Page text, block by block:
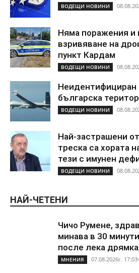
ВОДЕЩИ НОВИНИ
Няма поражения
взривяване на
пункт Кардам
ВОДЕЩИ НОВИНИ
Неидентифициран
българска
ВОДЕЩИ НОВИНИ
Най-застрашени
треска са хората
тези с имунен
ВОДЕЩИ НОВИНИ
НАЙ-ЧЕТЕНИ
Чичо Румене,
минава в 30
после лека
МНЕНИЯ 07.08.2026г.